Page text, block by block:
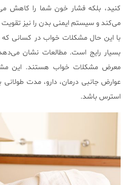
کنید، بلکه فشار خون شما را کاهش
می‌کند و سیستم ایمنی بدن را نیز
با این حال مشکلات خواب در کسانی
بسیار رایج است. مطالعات نشان
معرض مشکلات خواب هستند. این
عوارض جانبی درمان، دارو، مدت طولانی
استرس باشد.